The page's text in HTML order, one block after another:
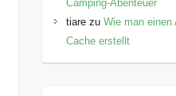
Camping-Abenteuer
tiarezu Wie man einen
Cache erstellt